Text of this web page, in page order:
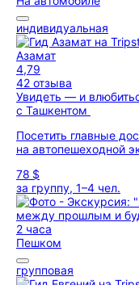
индивидуальная
Азамат
4,79
42 отзыва
Увидеть — и
с Ташкентом
Посетить главные
на автопешеходной
78 $
за группу, 1–4 чел.
2 часа
Пешком
групповая